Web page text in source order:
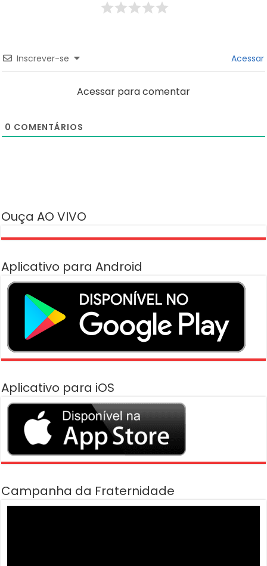
Inscrever-se Acessar
Acessar para comentar
0 COMENTÁRIOS
Ouça AO VIVO
Aplicativo para Android
Aplicativo para iOS
Campanha da Fraternidade